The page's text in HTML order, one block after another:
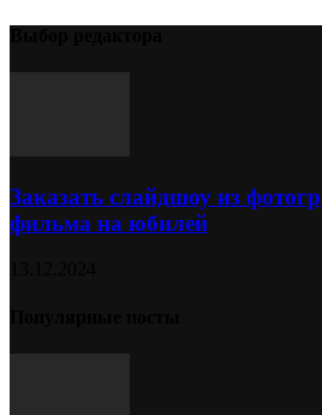
Заказать слайдшоу из
фильма на юбилей